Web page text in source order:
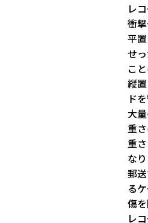
レ
衝
平
せ
こ
縦
ド
大
重
重
なり
郵
る
傷
レ